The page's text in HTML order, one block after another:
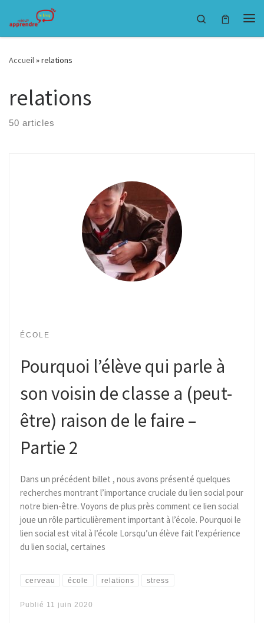
Passer au contenu Search
Accueil»relations
relations
50 articles
ÉCOLE
Pourquoi l’élève qui parle à
son voisin de classe a (peut-
être) raison de le faire –
Partie 2
Dans un précédent billet , nous avons présenté quelques
recherches montrant l’importance cruciale du lien social pour
notre bien-être. Voyons de plus près comment ce lien social
joue un rôle particulièrement important à l’école. Pourquoi le
lien social est vital à l’école Lorsqu’un élève fait l’expérience
du lien social, certaines
cerveau école relations stress
Publié 11 juin 2020